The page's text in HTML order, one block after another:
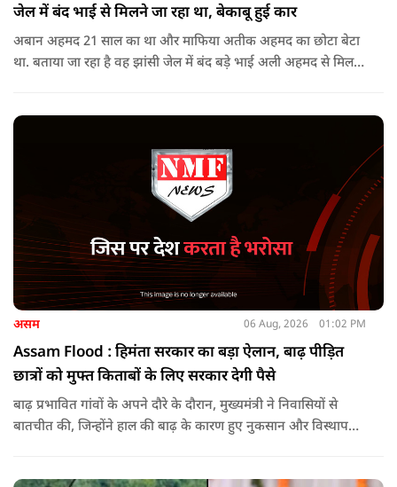
जेल में बंद भाई से मिलने जा रहा था, बेकाबू हुई कार
अबान अहमद 21 साल का था और माफिया अतीक अहमद का छोटा बेटा
था. बताया जा रहा है वह झांसी जेल में बंद बड़े भाई अली अहमद से मिलने
असम 06 Aug, 2026 01:02 PM
Assam Flood : हिमंता सरकार का बड़ा ऐलान, बाढ़ पीड़ित
छात्रों को मुफ्त किताबों के लिए सरकार देगी पैसे
बाढ़ प्रभावित गांवों के अपने दौरे के दौरान, मुख्यमंत्री ने निवासियों से
बातचीत की, जिन्होंने हाल की बाढ़ के कारण हुए नुकसान और विस्थापन